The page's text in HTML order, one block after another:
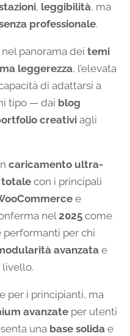
, leggibilità, ma
professionale.
panorama dei temi
leggerezza, l’elevata
di adattarsi a
tipo — dai blog
creativi agli
caricamento ultra-
con i principali
e
nel2025 come
performanti per chi
avanzata e
livello.
per i principianti, ma
avanzate per utenti
una base solida e